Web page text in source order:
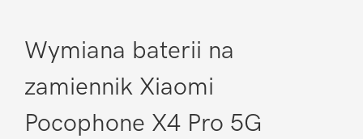
Wymiana baterii na
zamiennik Xiaomi
Pocophone X4 Pro 5G